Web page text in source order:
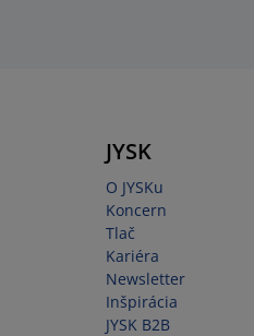
JYSK
O JYSKu
Koncern
Tlač
Kariéra
Newsletter
Inšpirácia
JYSK B2B